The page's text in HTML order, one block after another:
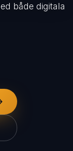
både digitala